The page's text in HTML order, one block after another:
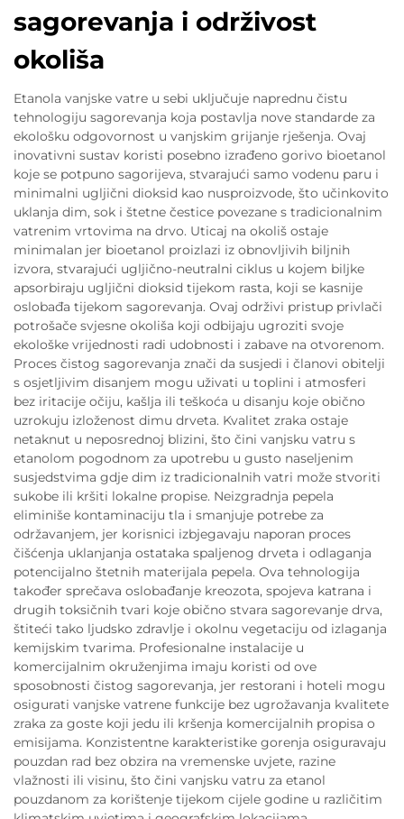
sagorevanja i održivost
okoliša
Etanola vanjske vatre u sebi uključuje naprednu čistu
tehnologiju sagorevanja koja postavlja nove standarde za
ekološku odgovornost u vanjskim grijanje rješenja. Ovaj
inovativni sustav koristi posebno izrađeno gorivo bioetanol
koje se potpuno sagorijeva, stvarajući samo vodenu paru i
minimalni ugljični dioksid kao nusproizvode, što učinkovito
uklanja dim, sok i štetne čestice povezane s tradicionalnim
vatrenim vrtovima na drvo. Uticaj na okoliš ostaje
minimalan jer bioetanol proizlazi iz obnovljivih biljnih
izvora, stvarajući ugljično-neutralni ciklus u kojem biljke
apsorbiraju ugljični dioksid tijekom rasta, koji se kasnije
oslobađa tijekom sagorevanja. Ovaj održivi pristup privlači
potrošače svjesne okoliša koji odbijaju ugroziti svoje
ekološke vrijednosti radi udobnosti i zabave na otvorenom.
Proces čistog sagorevanja znači da susjedi i članovi obitelji
s osjetljivim disanjem mogu uživati u toplini i atmosferi
bez iritacije očiju, kašlja ili teškoća u disanju koje obično
uzrokuju izloženost dimu drveta. Kvalitet zraka ostaje
netaknut u neposrednoj blizini, što čini vanjsku vatru s
etanolom pogodnom za upotrebu u gusto naseljenim
susjedstvima gdje dim iz tradicionalnih vatri može stvoriti
sukobe ili kršiti lokalne propise. Neizgradnja pepela
eliminiše kontaminaciju tla i smanjuje potrebe za
održavanjem, jer korisnici izbjegavaju naporan proces
čišćenja uklanjanja ostataka spaljenog drveta i odlaganja
potencijalno štetnih materijala pepela. Ova tehnologija
također sprečava oslobađanje kreozota, spojeva katrana i
drugih toksičnih tvari koje obično stvara sagorevanje drva,
štiteći tako ljudsko zdravlje i okolnu vegetaciju od izlaganja
kemijskim tvarima. Profesionalne instalacije u
komercijalnim okruženjima imaju koristi od ove
sposobnosti čistog sagorevanja, jer restorani i hoteli mogu
osigurati vanjske vatrene funkcije bez ugrožavanja kvalitete
zraka za goste koji jedu ili kršenja komercijalnih propisa o
emisijama. Konzistentne karakteristike gorenja osiguravaju
pouzdan rad bez obzira na vremenske uvjete, razine
vlažnosti ili visinu, što čini vanjsku vatru za etanol
pouzdanom za korištenje tijekom cijele godine u različitim